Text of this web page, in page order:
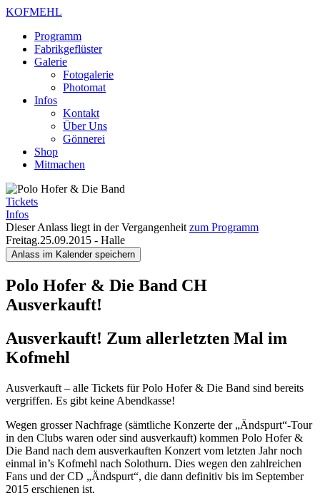
KOFMEHL
Programm
Fabrikgeflüster
Galerie
Fotogalerie
Photomat
Infos
Kontakt
Über Uns
Gönnerei
Shop
Mitmachen
Tickets
Infos
Dieser Anlass liegt in der Vergangenheit zum Programm
Freitag.25.09.2015 - Halle
Anlass im Kalender speichern
Polo Hofer & Die Band CH
Ausverkauft!
Ausverkauft! Zum allerletzten Mal im
Kofmehl
Ausverkauft – alle Tickets für Polo Hofer & Die Band sind bereits
vergriffen. Es gibt keine Abendkasse!
Wegen grosser Nachfrage (sämtliche Konzerte der „Ändspurt“-Tour
in den Clubs waren oder sind ausverkauft) kommen Polo Hofer &
Die Band nach dem ausverkauften Konzert vom letzten Jahr noch
einmal in’s Kofmehl nach Solothurn. Dies wegen den zahlreichen
Fans und der CD „Ändspurt“, die dann definitiv bis im September
2015 erschienen ist.